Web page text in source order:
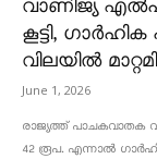
വാണിജ്യ
കൂട്ടി,
വിലയിൽ
June 1, 2026
രാജ്യത്ത് പാചകവാതക
42 രൂപ. എന്നാൽ